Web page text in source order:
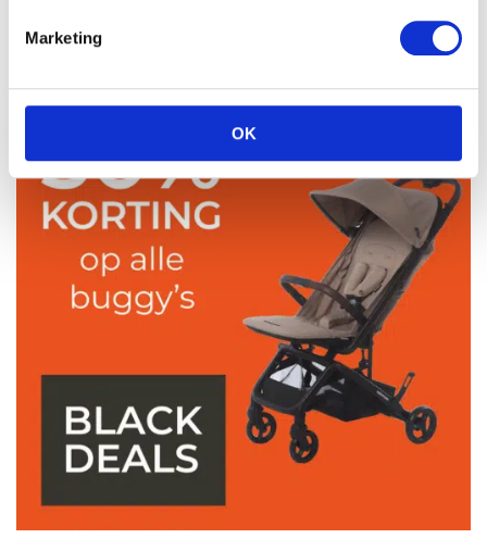
Marketing
OK
rijden, slim besparen.